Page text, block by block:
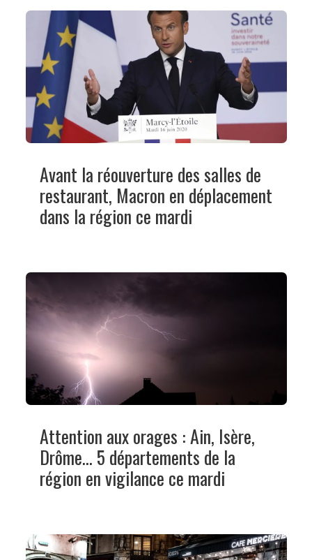
Avant la réouverture des salles de
restaurant, Macron en déplacement
dans la région ce mardi
Attention aux orages : Ain, Isère,
Drôme... 5 départements de la
région en vigilance ce mardi